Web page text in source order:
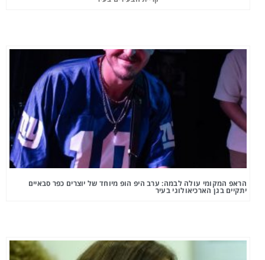
הראפ המקומי עולה לבמה: ערב היפ הופ מיוחד של יוצרים כפר סבאיים
יתקיים בגן הארכיאולוגי בעיר